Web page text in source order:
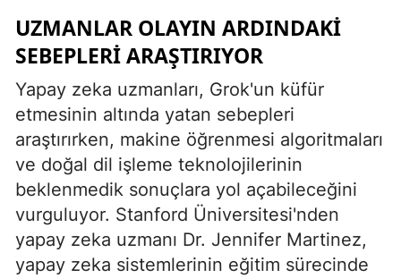
Kırklareli
Kırşehir
Kocaeli
Konya
Kütahya
Malatya
Manisa
UZMANLAR OLAYIN ARDINDAKI
SEBEPLERI ARAŞTIRIYOR
Yapay zeka uzmanları, Grok'un küfür
etmesinin altında yatan sebepleri
araştırırken, makine öğrenmesi algoritmaları
ve doğal dil işleme teknolojilerinin
beklenmedik sonuçlara yol açabileceğini
vurguluyor. Stanford Üniversitesi'nden
yapay zeka uzmanı Dr. Jennifer Martinez,
yapay zeka sistemlerinin eğitim sürecinde